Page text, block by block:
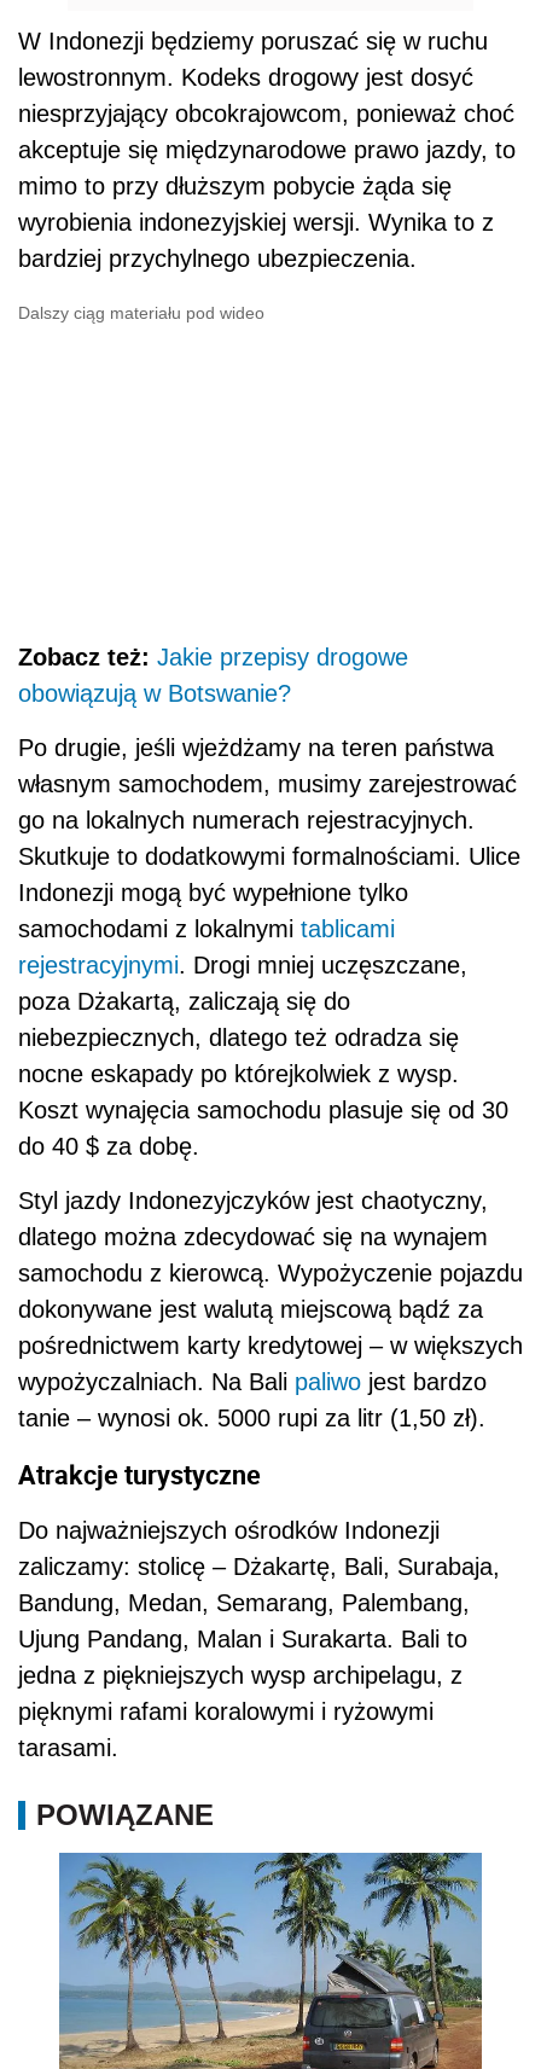
W Indonezji będziemy poruszać się w ruchu
lewostronnym. Kodeks drogowy jest dosyć
niesprzyjający obcokrajowcom, ponieważ choć
akceptuje się międzynarodowe prawo jazdy, to
mimo to przy dłuższym pobycie żąda się
wyrobienia indonezyjskiej wersji. Wynika to z
bardziej przychylnego ubezpieczenia.
Dalszy ciąg materiału pod wideo
Zobacz też: Jakie przepisy drogowe
obowiązują w Botswanie?
Po drugie, jeśli wjeżdżamy na teren państwa
własnym samochodem, musimy zarejestrować
go na lokalnych numerach rejestracyjnych.
Skutkuje to dodatkowymi formalnościami. Ulice
Indonezji mogą być wypełnione tylko
samochodami z lokalnymi tablicami
rejestracyjnymi. Drogi mniej uczęszczane,
poza Dżakartą, zaliczają się do
niebezpiecznych, dlatego też odradza się
nocne eskapady po którejkolwiek z wysp.
Koszt wynajęcia samochodu plasuje się od 30
do 40 $ za dobę.
Styl jazdy Indonezyjczyków jest chaotyczny,
dlatego można zdecydować się na wynajem
samochodu z kierowcą. Wypożyczenie pojazdu
dokonywane jest walutą miejscową bądź za
pośrednictwem karty kredytowej – w większych
wypożyczalniach. Na Bali paliwo jest bardzo
tanie – wynosi ok. 5000 rupi za litr (1,50 zł).
Atrakcje turystyczne
Do najważniejszych ośrodków Indonezji
zaliczamy: stolicę – Dżakartę, Bali, Surabaja,
Bandung, Medan, Semarang, Palembang,
Ujung Pandang, Malan i Surakarta. Bali to
jedna z piękniejszych wysp archipelagu, z
pięknymi rafami koralowymi i ryżowymi
tarasami.
POWIĄZANE